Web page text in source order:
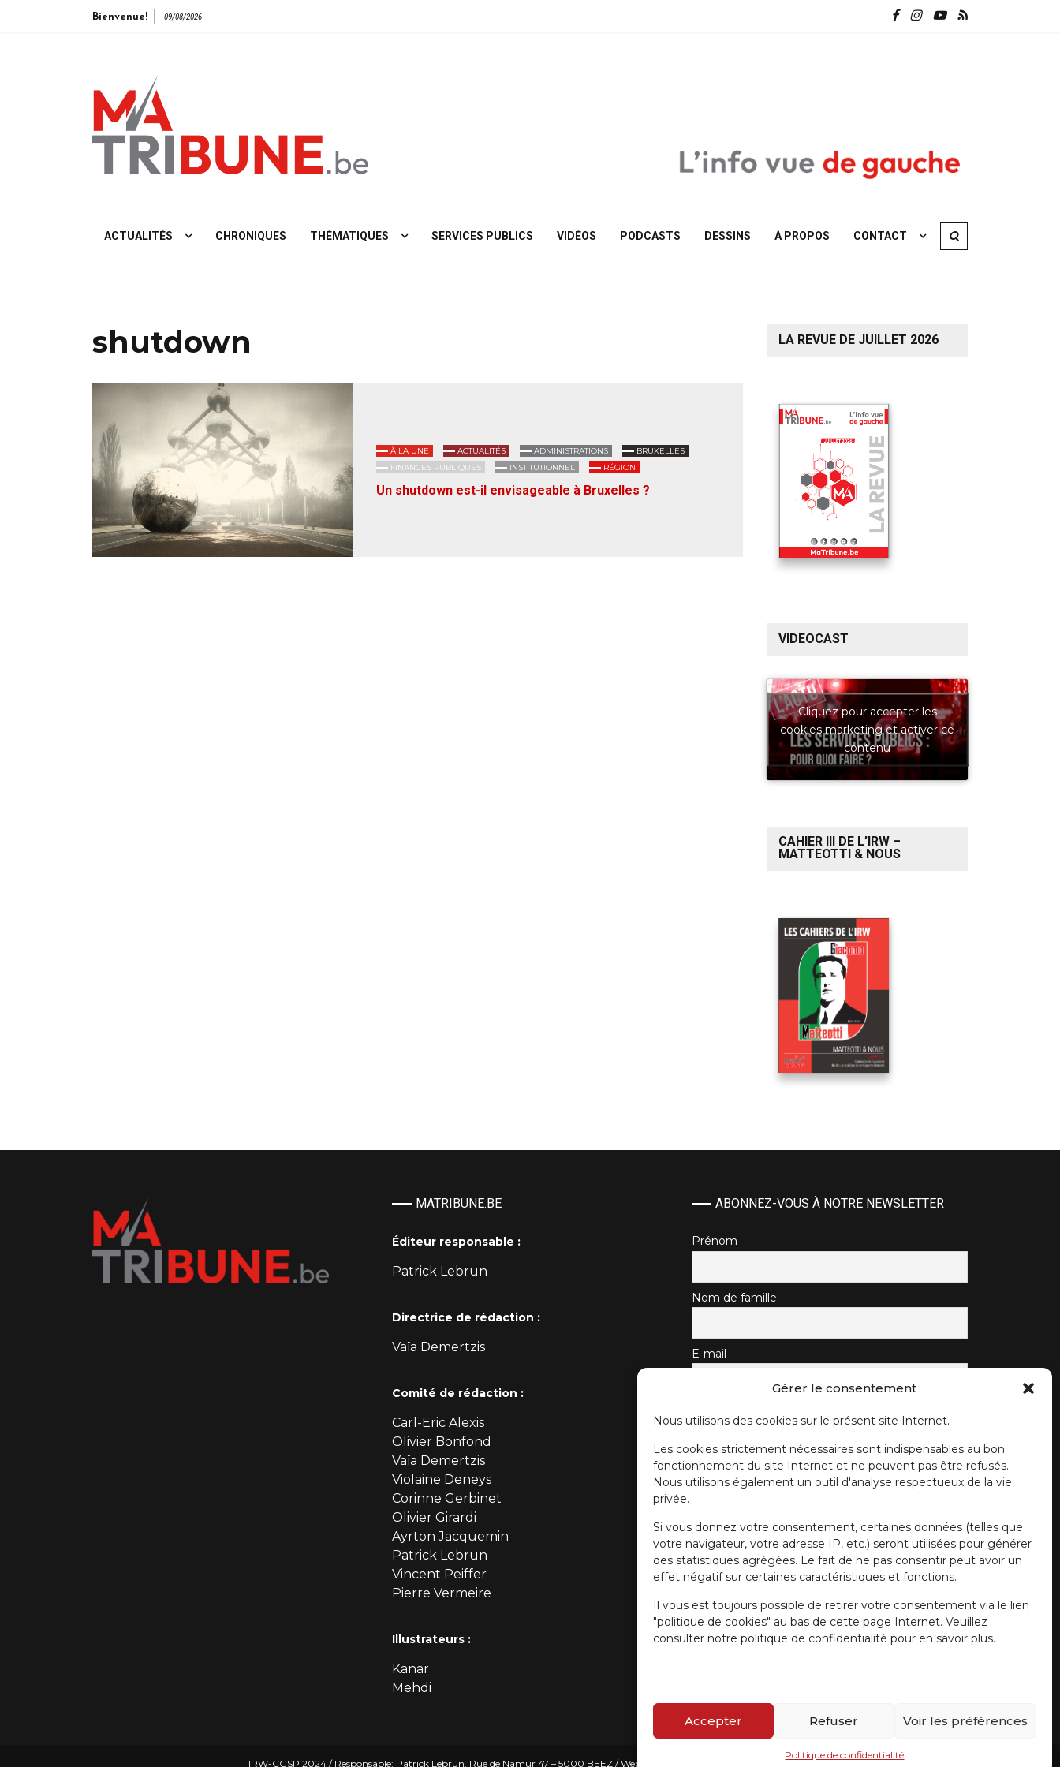
Gérer le consentement
Nous utilisons des cookies sur le présent site Internet.
Les cookies strictement nécessaires sont indispensables au bon
fonctionnement du site Internet et ne peuvent pas être refusés.
Nous utilisons également un outil d'analyse respectueux de la vie
privée.
Si vous donnez votre consentement, certaines données (telles que
votre navigateur, votre adresse IP, etc.) seront utilisées pour générer
des statistiques agrégées. Le fait de ne pas consentir peut avoir un
effet négatif sur certaines caractéristiques et fonctions.
Il vous est toujours possible de retirer votre consentement via le lien
"politique de cookies" au bas de cette page Internet. Veuillez
consulter notre politique de confidentialité pour en savoir plus.
Accepter Refuser Voir les préférences
Politique de confidentialité
Bienvenue! 09/08/2026
ACTUALITÉS CHRONIQUES THÉMATIQUES SERVICES PUBLICS VIDÉOS PODCASTS DESSINS À PROPOS CONTACT
shutdown
À LA UNE ACTUALITÉS ADMINISTRATIONS
BRUXELLES
FINANCES PUBLIQUES
INSTITUTIONNEL RÉGION
Un shutdown est-il envisageable à Bruxelles ?
LA REVUE DE JUILLET 2026
VIDEOCAST
Cliquez pour accepter les
cookies marketing et activer ce
contenu
CAHIER III DE L’IRW –
MATTEOTTI & NOUS
MATRIBUNE.BE
Éditeur responsable :
Patrick Lebrun
Directrice de rédaction :
Vaïa Demertzis
Comité de rédaction :
Carl-Eric Alexis
Olivier Bonfond
Vaïa Demertzis
Violaine Deneys
Corinne Gerbinet
Olivier Girardi
Ayrton Jacquemin
Patrick Lebrun
Vincent Peiffer
Pierre Vermeire
Illustrateurs :
Kanar
Mehdi
ABONNEZ-VOUS À NOTRE NEWSLETTER
Prénom
Nom de famille
E-mail
IRW-CGSP 2024 / Responsable: Patrick Lebrun, Rue de Namur 47 – 5000 BEEZ / Webmaster : / Website bya.